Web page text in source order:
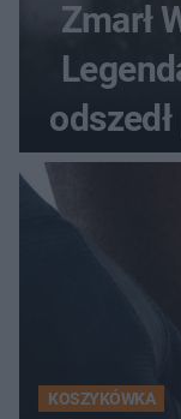
Zmarł
KOSZYKÓWKA